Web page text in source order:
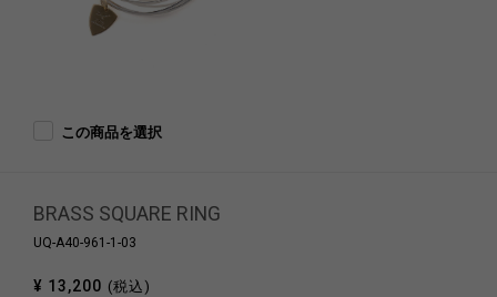
この商品を選択
BRASS SQUARE RING
UQ-A40-961-1-03
¥ 13,200 (税込)